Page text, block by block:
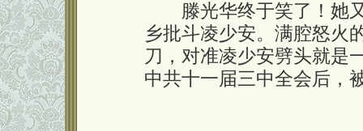
滕光华终于笑了！她又
乡批斗凌少安。满腔怒火
刀，对准凌少安劈头就
中共十一届三中全会后